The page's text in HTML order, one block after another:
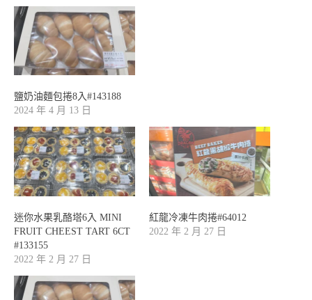
鹽奶油麵包捲8入#143188
2024 年 4 月 13 日
迷你水果乳酪塔6入 MINI
FRUIT CHEEST TART 6CT
#133155
2022 年 2 月 27 日
紅龍冷凍牛肉捲#64012
2022 年 2 月 27 日